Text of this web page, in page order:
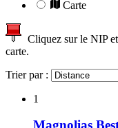
Carte
Cliquez sur le NIP
carte.
Trier par :
1